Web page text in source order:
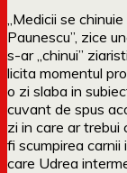
„Medicii se
Paunescu”, zice
s-ar „chinui”
licita momentul
o zi slaba in
cuvant de spus
zi in care ar trebui
fi scumpirea carnii
care Udrea